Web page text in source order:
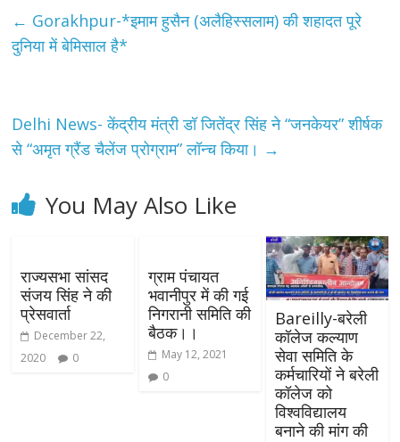
← Gorakhpur-*इमाम हुसैन (अलैहिस्सलाम) की शहादत पूरे
दुनिया में बेमिसाल है*
Delhi News- केंद्रीय मंत्री डॉ जितेंद्र सिंह ने “जनकेयर” शीर्षक
से “अमृत ग्रैंड चैलेंज प्रोग्राम” लॉन्च किया। →
You May Also Like
राज्यसभा सांसद
संजय सिंह ने की
प्रेसवार्ता
December 22,
2020
0
ग्राम पंचायत
भवानीपुर में की गई
निगरानी समिति की
बैठक।।
May 12, 2021
0
Bareilly-बरेली
कॉलेज कल्याण
सेवा समिति के
कर्मचारियों ने बरेली
कॉलेज को
विश्वविद्यालय
बनाने की मांग की